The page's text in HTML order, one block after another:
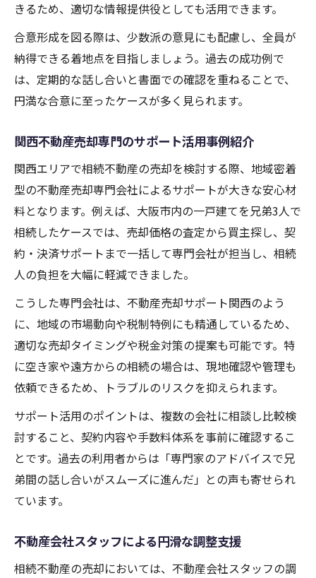
きるため、適切な情報提供役としても活用できます。
合意形成を図る際は、少数派の意見にも配慮し、全員が
納得できる着地点を目指しましょう。過去の成功例で
は、定期的な話し合いと書面での確認を重ねることで、
円満な合意に至ったケースが多く見られます。
関西不動産売却専門のサポート活用事例紹介
関西エリアで相続不動産の売却を検討する際、地域密着
型の不動産売却専門会社によるサポートが大きな安心材
料となります。例えば、大阪市内の一戸建てを兄弟3人で
相続したケースでは、売却価格の査定から買主探し、契
約・決済サポートまで一括して専門会社が担当し、相続
人の負担を大幅に軽減できました。
こうした専門会社は、不動産売却サポート関西のよう
に、地域の市場動向や税制特例にも精通しているため、
適切な売却タイミングや税金対策の提案も可能です。特
に空き家や遠方からの相続の場合は、現地確認や管理も
依頼できるため、トラブルのリスクを抑えられます。
サポート活用のポイントは、複数の会社に相談し比較検
討すること、契約内容や手数料体系を事前に確認するこ
とです。過去の利用者からは「専門家のアドバイスで兄
弟間の話し合いがスムーズに進んだ」との声も寄せられ
ています。
不動産会社スタッフによる円滑な調整支援
相続不動産の売却においては、不動産会社スタッフの調